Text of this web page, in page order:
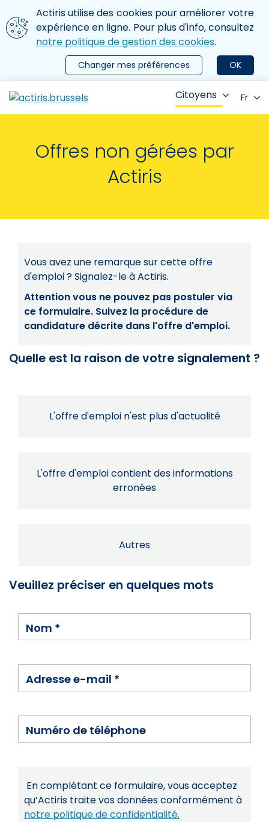
Aller au contenu principal
Nous utilisons des cookies
Actiris utilise des cookies pour améliorer votre
expérience en ligne. Pour plus d'info, consultez
notre politique de gestion des cookies.
OK
Changer mes préférences
le menu
Citoyens Fr
Offres non gérées par
Actiris
Vous avez une remarque sur cette offre
d'emploi ? Signalez-le à Actiris.
Attention vous ne pouvez pas postuler via
ce formulaire. Suivez la procédure de
candidature décrite dans l'offre d'emploi.
Quelle est la raison de votre signalement ?
L'offre d'emploi n'est plus d'actualité
L'offre d'emploi contient des informations
erronées
Autres
Veuillez préciser en quelques mots
Nom *
Adresse e-mail *
Numéro de téléphone
En complétant ce formulaire, vous acceptez
qu’Actiris traite vos données conformément à
notre politique de confidentialité.